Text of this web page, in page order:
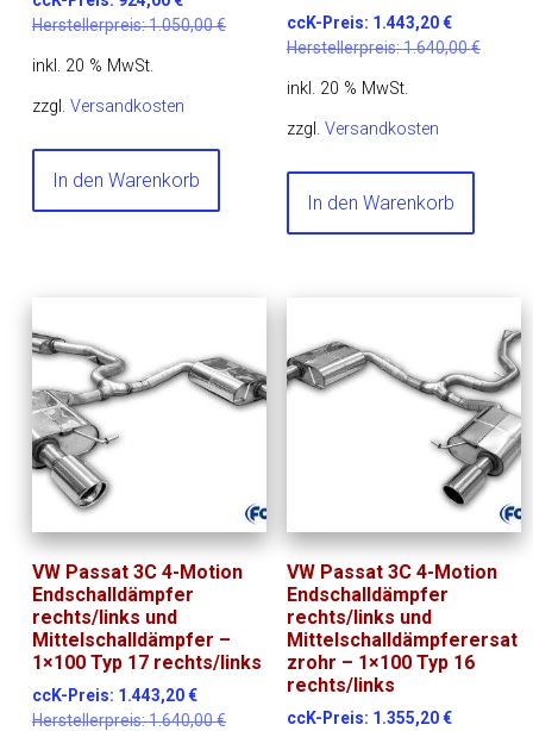
Herstellerpreis:1.050,00€
inkl. 20 % MwSt.
zzgl.Versandkosten
In den Warenkorb
ccK-Preis: 1.443,20€
Herstellerpreis:1.640,00€
inkl. 20 % MwSt.
zzgl. Versandkosten
In den Warenkorb
VW Passat 3C 4-Motion
Endschalldämpfer
rechts/links und
Mittelschalldämpfer –
1×100 Typ 17 rechts/links
ccK-Preis: 1.443,20€
Herstellerpreis:1.640,00€
VW Passat 3C 4-Motion
Endschalldämpfer
rechts/links und
Mittelschalldämpferersat
zrohr – 1×100 Typ 16
rechts/links
ccK-Preis: 1.355,20€